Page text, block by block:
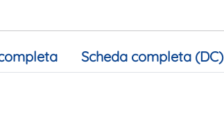
Scheda completa (DC)